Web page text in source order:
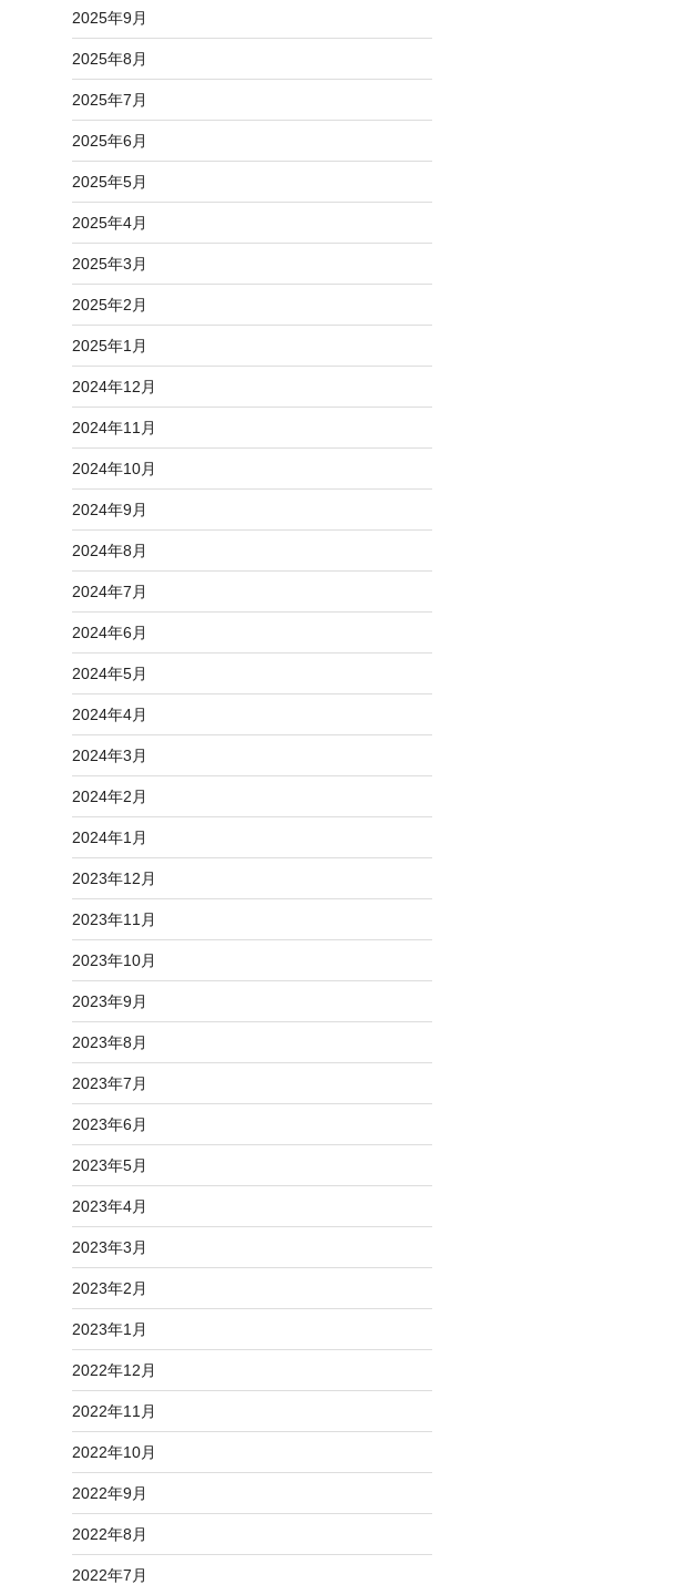
2025年9月
2025年8月
2025年7月
2025年6月
2025年5月
2025年4月
2025年3月
2025年2月
2025年1月
2024年12月
2024年11月
2024年10月
2024年9月
2024年8月
2024年7月
2024年6月
2024年5月
2024年4月
2024年3月
2024年2月
2024年1月
2023年12月
2023年11月
2023年10月
2023年9月
2023年8月
2023年7月
2023年6月
2023年5月
2023年4月
2023年3月
2023年2月
2023年1月
2022年12月
2022年11月
2022年10月
2022年9月
2022年8月
2022年7月